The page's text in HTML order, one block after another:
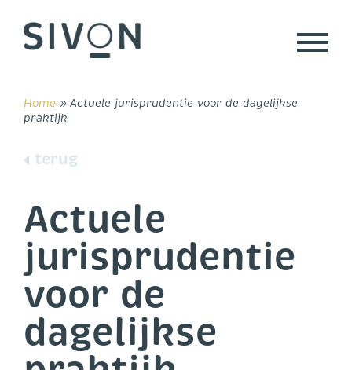
content
Home » Actuele jurisprudentie voor de dagelijkse
praktijk
terug
Actuele
jurisprudentie
voor de
dagelijkse